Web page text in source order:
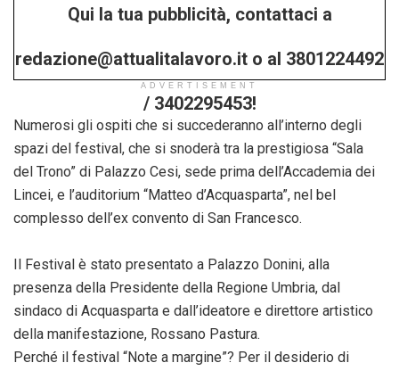
Qui la tua pubblicità, contattaci a
redazione@attualitalavoro.it o al 3801224492
/ 3402295453!
ADVERTISEMENT
Numerosi gli ospiti che si succederanno all’interno degli
spazi del festival, che si snoderà tra la prestigiosa “Sala
del Trono” di Palazzo Cesi, sede prima dell’Accademia dei
Lincei, e l’auditorium “Matteo d’Acquasparta”, nel bel
complesso dell’ex convento di San Francesco.
Il Festival è stato presentato a Palazzo Donini, alla
presenza della Presidente della Regione Umbria, dal
sindaco di Acquasparta e dall’ideatore e direttore artistico
della manifestazione, Rossano Pastura.
Perché il festival “Note a margine”? Per il desiderio di